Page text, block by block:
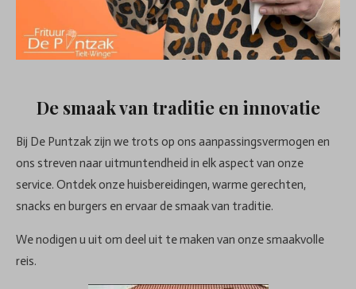
De smaak van traditie en innovatie
Bij De Puntzak zijn we trots op ons aanpassingsvermogen en
ons streven naar uitmuntendheid in elk aspect van onze
service. Ontdek onze huisbereidingen, warme gerechten,
snacks en burgers en ervaar de smaak van traditie.
We nodigen u uit om deel uit te maken van onze smaakvolle
reis.